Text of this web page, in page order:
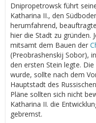
Dnipropetrowsk führt
Katharina II., den
herumfahrend,
hier die Stadt zu gründen.
mitsamt dem Bauen der
(Preobrashenskij Sobor),
den ersten Stein legte.
wurde, sollte nach dem
Hauptstadt des
Pläne sollten sich nicht
Katharina II. die
gebremst.